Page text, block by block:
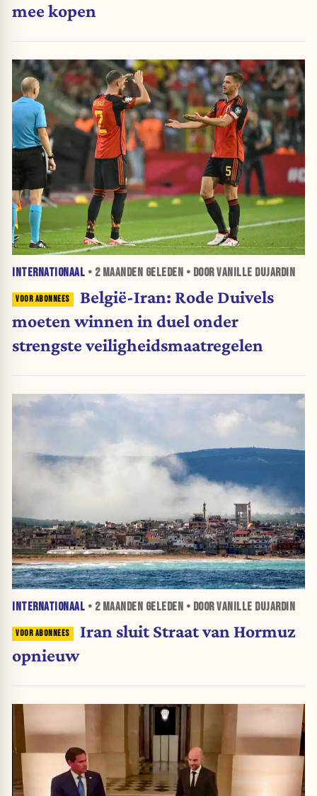
mee kopen
INTERNATIONAAL • 2 MAANDEN GELEDEN • DOOR VANILLE DUJARDIN
België-Iran: Rode Duivels
moeten winnen in duel onder
strengste veiligheidsmaatregelen
INTERNATIONAAL • 2 MAANDEN GELEDEN • DOOR VANILLE DUJARDIN
Iran sluit Straat van Hormuz
opnieuw